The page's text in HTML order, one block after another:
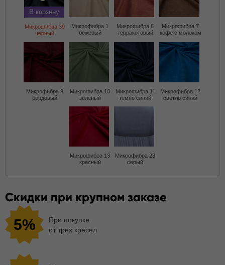
В корзину
Микрофибра 39
черный
Микрофибра 1
бежевый
Микрофибра 6
терракотовый
Микрофибра 7
кофе с молоком
Микрофибра 9
бордовый
Микрофибра 10
зеленый
Микрофибра 11
темно синий
Микрофибра 12
светло синий
Микрофибра 13
красный
Микрофибра 23
серый
Скидки при крупном заказе
5%
При покупке
от трех кресел